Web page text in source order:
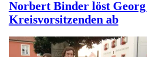
Norbert Binder löst
Kreisvorsitzenden ab